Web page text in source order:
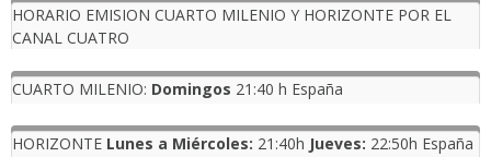
HORARIO EMISION CUARTO MILENIO Y HORIZONTE POR EL
CANAL CUATRO
CUARTO MILENIO: Domingos 21:40 h España
HORIZONTE Lunes a Miércoles: 21:40h Jueves: 22:50h España